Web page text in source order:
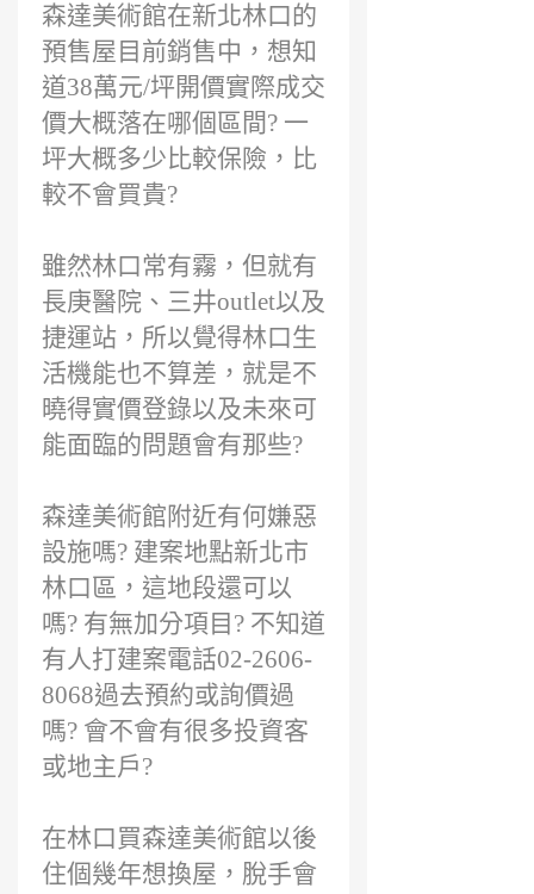
森達美術館在新北林口的
預售屋目前銷售中，想知
道38萬元/坪開價實際成交
價大概落在哪個區間? 一
坪大概多少比較保險，比
較不會買貴?
雖然林口常有霧，但就有
長庚醫院、三井outlet以及
捷運站，所以覺得林口生
活機能也不算差，就是不
曉得實價登錄以及未來可
能面臨的問題會有那些?
森達美術館附近有何嫌惡
設施嗎? 建案地點新北市
林口區，這地段還可以
嗎? 有無加分項目? 不知道
有人打建案電話02-2606-
8068過去預約或詢價過
嗎? 會不會有很多投資客
或地主戶?
在林口買森達美術館以後
住個幾年想換屋，脫手會